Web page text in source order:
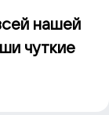
нашей
чуткие